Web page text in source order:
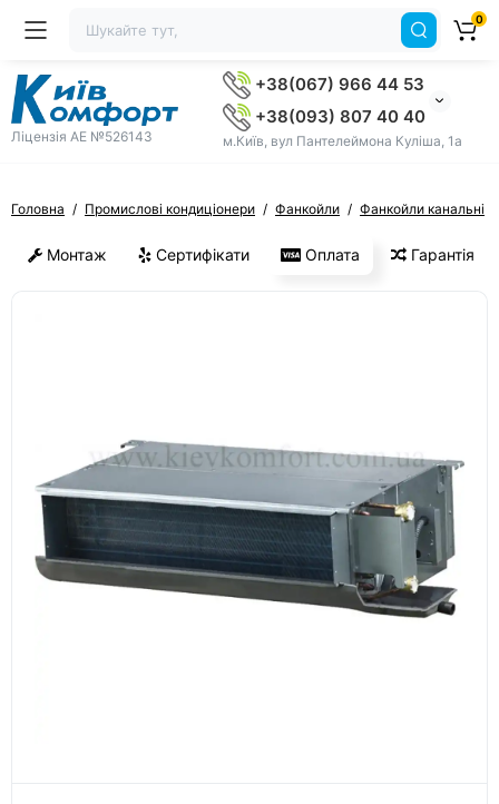
Ліцензія AE №526143
+38(067) 966 44 53
+38(093) 807 40 40
м.Київ, вул Пантелеймона Куліша, 1а
0
Головна Промислові кондиціонери Фанкойли Фанкойли канальні
Монтаж Сертифікати Оплата Гарантія